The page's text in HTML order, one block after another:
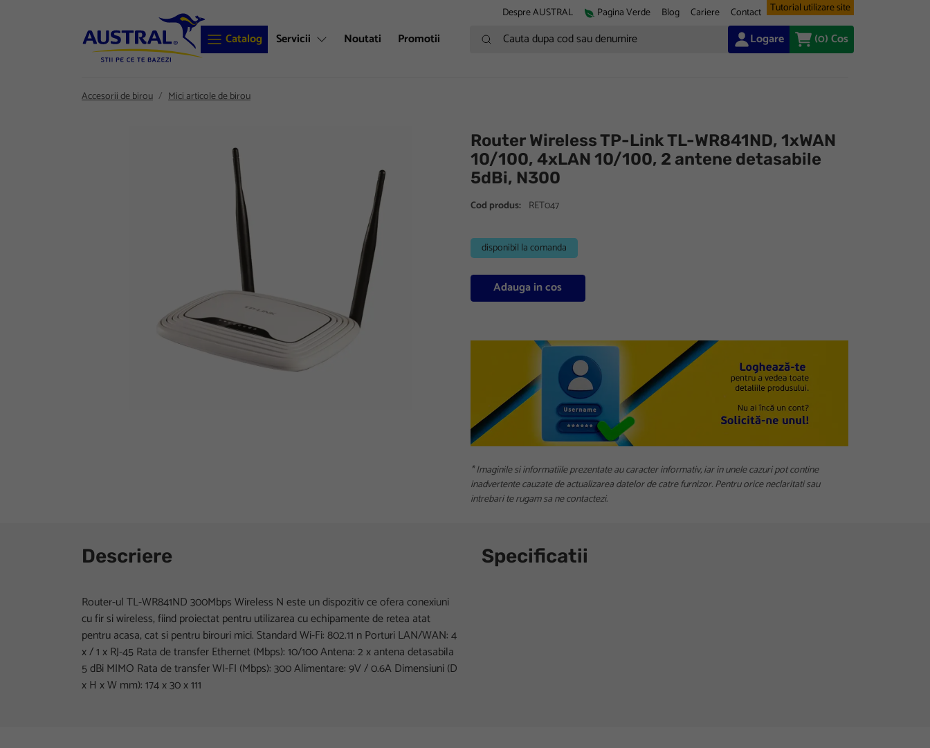
Despre AUSTRAL Pagina Verde Blog Cariere Contact Tutorial utilizare site
Catalog Servicii Noutati Promotii Cauta dupa cod sau denumire Logare (0)Cos
Accesorii de birou Mici articole de birou
Router Wireless TP-Link TL-WR841ND, 1xWAN
10/100, 4xLAN 10/100, 2 antene detasabile
5dBi, N300
Cod produs: RET047
disponibil la comanda
Adauga in cos
* Imaginile si informatiile prezentate au caracter informativ, iar in unele cazuri pot contine
inadvertente cauzate de actualizarea datelor de catre furnizor. Pentru orice neclaritati sau
intrebari te rugam sa ne contactezi.
Descriere
Router-ul TL-WR841ND 300Mbps Wireless N este un dispozitiv ce ofera conexiuni
cu fir si wireless, fiind proiectat pentru utilizarea cu echipamente de retea atat
pentru acasa, cat si pentru birouri mici. Standard Wi-Fi: 802.11 n Porturi LAN/WAN: 4
x / 1 x RJ-45 Rata de transfer Ethernet (Mbps): 10/100 Antena: 2 x antena detasabila
5 dBi MIMO Rata de transfer WI-FI (Mbps): 300 Alimentare: 9V / 0.6A Dimensiuni (D
x H x W mm): 174 x 30 x 111
Specificatii